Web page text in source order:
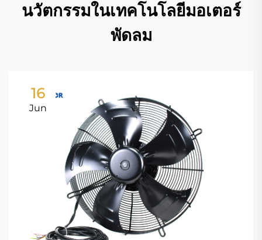
นวัตกรรมในเทคโนโลยีมอเตอร์
พัดลม
16
Jun